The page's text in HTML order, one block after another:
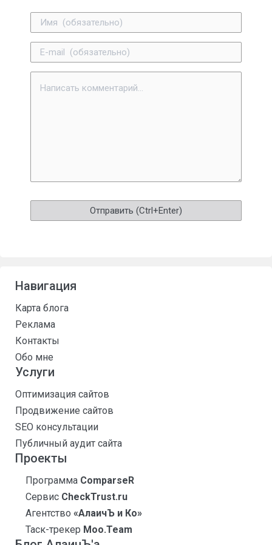
Навигация
Карта блога
Реклама
Контакты
Обо мне
Услуги
Оптимизация сайтов
Продвижение сайтов
SEO консультации
Публичный аудит сайта
Проекты
Программа ComparseR
Сервис CheckTrust.ru
Агентство «АлаичЪ и Ко»
Таск-трекер Moo.Team